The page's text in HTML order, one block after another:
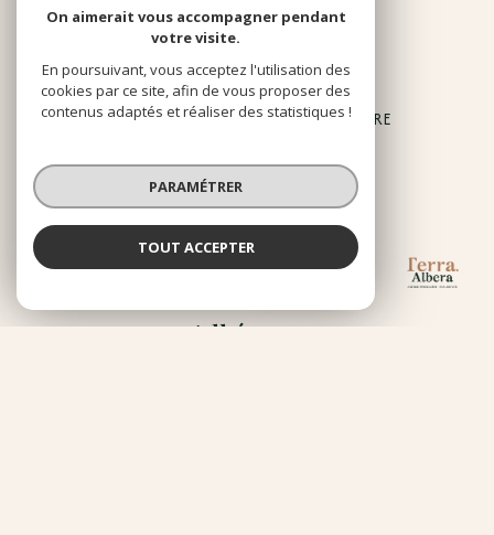
TERRA ALBERA
4 bis rue du Stade 66740
34 rue National 66690
Place de la libération 66690
13 place Jean Jaurès 66190 COLLIOURE
04.68.85.20.99
contact@terra-albera.com
Adhérents
On aimerait vous accompagner pendant
votre visite.
En poursuivant, vous acceptez l'utilisation des
cookies par ce site, afin de vous proposer des
contenus adaptés et réaliser des statistiques !
PARAMÉTRER
TOUT ACCEPTER